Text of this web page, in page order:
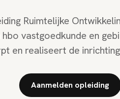
Ruimtelijke
vastgoedkunde en
en realiseert de
Aanmelden opleiding